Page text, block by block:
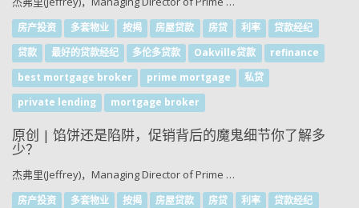
房产投资 多套物业 按揭 房屋贷款 房贷 利率
贷款经纪
贷款
最好的贷款经纪 多伦多贷款 Oakville贷款
refinance
best mortgage broker
prime mortgage
私贷
private lending
mortgage broker
原创 | 馅饼还是陷阱，促销背后的魔鬼细节你了解多
少？
杰弗里(Jeffrey)，Managing Director of Prime …
房产投资 多套物业 按揭 房屋贷款 房贷 利率
贷款经纪